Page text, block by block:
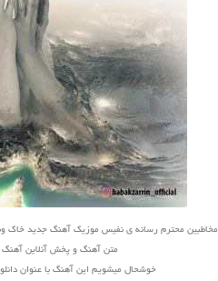
مخاطبین محترم رسانه ی نفیس موزیک آهنگ جدید خاک وطن بابک
متن آهنگ و پخش آنلاین
خوشحال میشویم این آهنگ با عنوان